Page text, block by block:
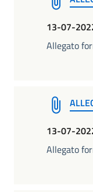
13-07-
Allegato
13-07-
Allegato